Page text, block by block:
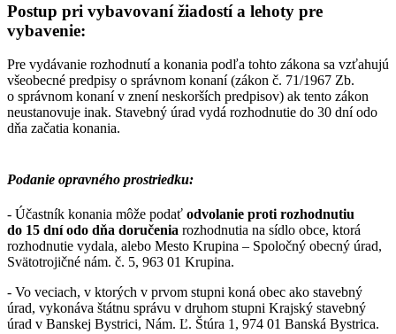
Postup pri vybavovaní žiadostí a lehoty pre
vybavenie:
Pre vydávanie rozhodnutí a konania podľa tohto zákona sa vzťahujú
všeobecné predpisy o správnom konaní (zákon č. 71/1967 Zb.
o správnom konaní v znení neskorších predpisov) ak tento zákon
neustanovuje inak. Stavebný úrad vydá rozhodnutie do 30 dní odo
dňa začatia konania.
Podanie opravného prostriedku:
- Účastník konania môže podať odvolanie proti rozhodnutiu
do 15 dní odo dňa doručenia rozhodnutia na sídlo obce, ktorá
rozhodnutie vydala, alebo Mesto Krupina – Spoločný obecný úrad,
Svätotrojičné nám. č. 5, 963 01 Krupina.
- Vo veciach, v ktorých v prvom stupni koná obec ako stavebný
úrad, vykonáva štátnu správu v druhom stupni Krajský stavebný
úrad v Banskej Bystrici, Nám. Ľ. Štúra 1, 974 01 Banská Bystrica.